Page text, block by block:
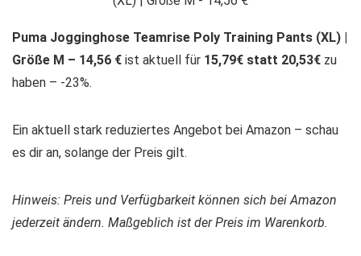
Puma Jogginghose Teamrise Poly Training Pants (XL) |
Größe M – 14,56 € ist aktuell für 15,79€ statt 20,53€ zu
haben – -23%.
Ein aktuell stark reduziertes Angebot bei Amazon – schau
es dir an, solange der Preis gilt.
Hinweis: Preis und Verfügbarkeit können sich bei Amazon
jederzeit ändern. Maßgeblich ist der Preis im Warenkorb.